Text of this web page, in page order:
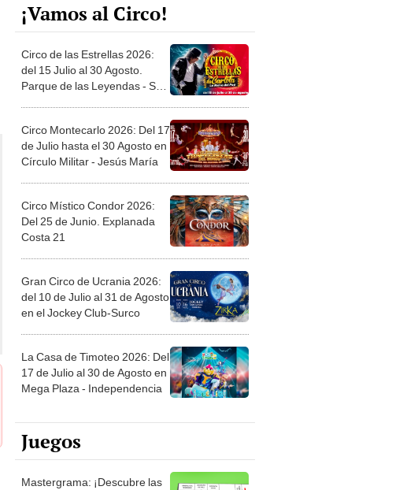
¡Vamos al Circo!
Circo de las Estrellas 2026:
del 15 Julio al 30 Agosto.
Parque de las Leyendas - San
Circo Montecarlo 2026: Del 17
de Julio hasta el 30 Agosto en
Círculo Militar - Jesús María
Circo Místico Condor 2026:
Del 25 de Junio. Explanada
Costa 21
Gran Circo de Ucrania 2026:
del 10 de Julio al 31 de Agosto
en el Jockey Club-Surco
La Casa de Timoteo 2026: Del
17 de Julio al 30 de Agosto en
Mega Plaza - Independencia
Juegos
Mastergrama: ¡Descubre las